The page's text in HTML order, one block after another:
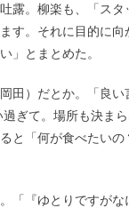
露。柳楽も、「ス
す。それに目的に
」とまとめた。
田）だとか。「良
ぎて。場所も決ま
と「何が食べたい
「『ゆとりですが